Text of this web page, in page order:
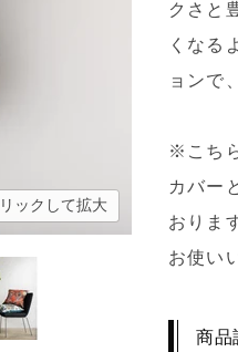
ックして拡大
クさと
くなる
ョンで
※こち
カバー
おりま
お使い
商品